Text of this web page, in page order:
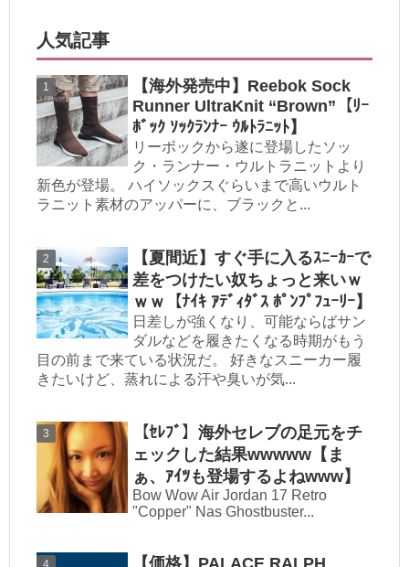
人気記事
【海外発売中】Reebok Sock
Runner UltraKnit “Brown”【ﾘｰ
ﾎﾞｯｸ ｿｯｸﾗﾝﾅｰ ｳﾙﾄﾗﾆｯﾄ】
リーボックから遂に登場したソッ
ク・ランナー・ウルトラニットより
新色が登場。 ハイソックスぐらいまで高いウルト
ラニット素材のアッパーに、ブラックと...
【夏間近】すぐ手に入るｽﾆｰｶｰで
差をつけたい奴ちょっと来いｗ
ｗｗ【ﾅｲｷ ｱﾃﾞｨﾀﾞｽ ﾎﾟﾝﾌﾟﾌｭｰﾘｰ】
日差しが強くなり、可能ならばサン
ダルなどを履きたくなる時期がもう
目の前まで来ている状況だ。 好きなスニーカー履
きたいけど、蒸れによる汗や臭いが気...
【ｾﾚﾌﾞ】海外セレブの足元をチ
ェックした結果wwwww【ま
ぁ、ｱｲﾂも登場するよねwww】
Bow Wow Air Jordan 17 Retro
"Copper" Nas Ghostbuster...
【価格】PALACE RALPH